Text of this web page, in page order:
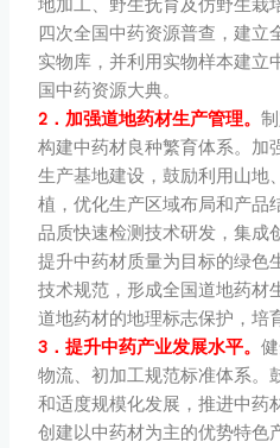
地加工、野生抚育及仿野生栽
四次全国中药资源普查，建立
实物库，并利用实物样本建立
国中药资源大典。
2．加强道地药材生产管理。
构建中药材良种繁育体系。加
生产基地建设，鼓励利用山地
植，优化生产区域布局和产品
品质快速检测技术研发，集成
提升中药材质量为目标的绿色
技术规范，形成全国道地药材
道地药材的地理标志保护，培
3．提升中药产业发展水平。
物流、初加工规范标准体系。
和适度规模化发展，推进中药
创建以中药材为主的优势特色